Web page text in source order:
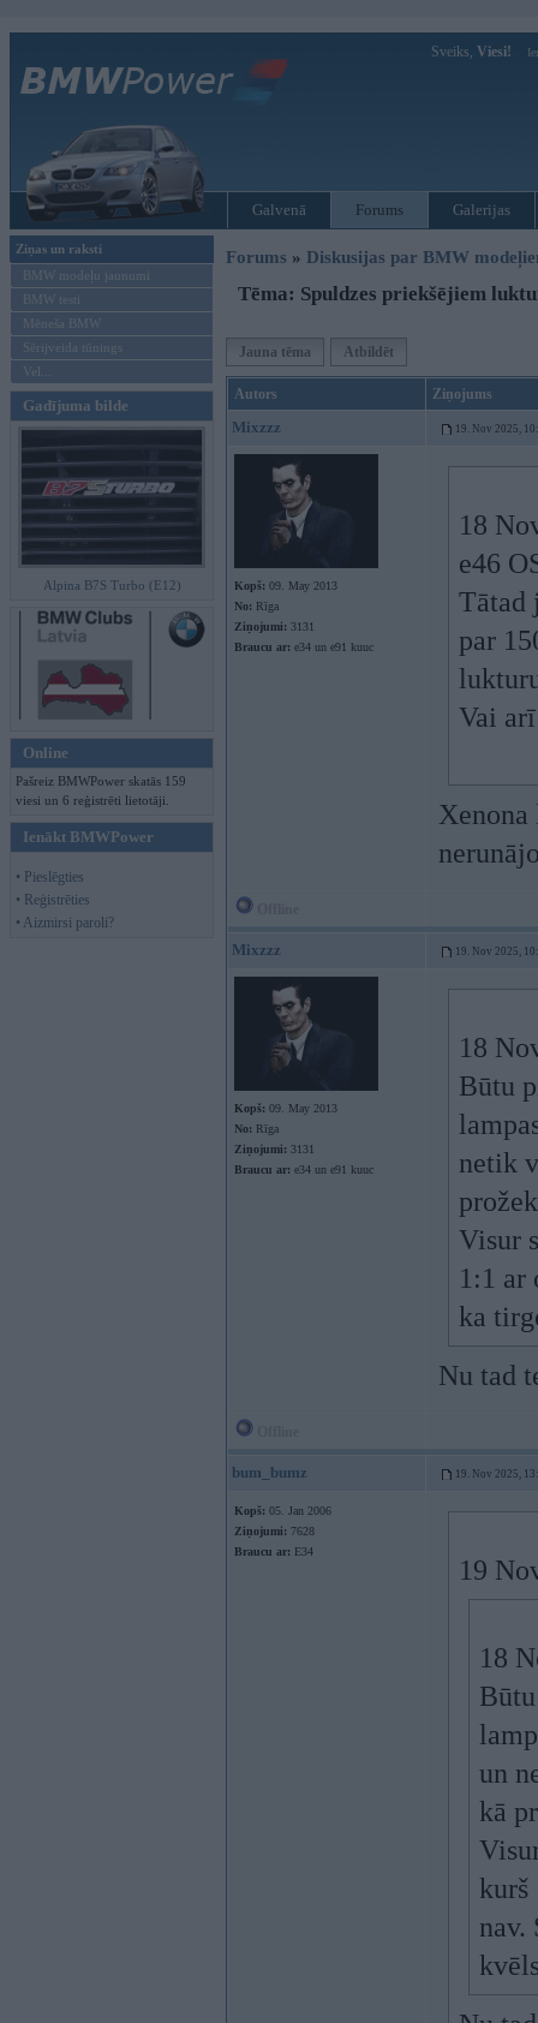
Sveiks, Viesi!
Galvenā Forums Galerijas
Ziņas un raksti
BMW modeļu jaunumi
BMW testi
Mēneša BMW
Sērijveida tūnings
Vel...
Gadījuma bilde
Alpina B7S Turbo (E12)
Online
Pašreiz BMWPower skatās 159
viesi un 6 reģistrēti lietotāji.
Ienākt BMWPower
• Pieslēgties
• Reģistrēties
• Aizmirsi paroli?
Forums » Diskusijas par BMW
Tēma: Spuldzes priekšējiem
Jauna tēma Atbildēt
Autors Ziņojums
Mixzzz 19. Nov 2025,
Kopš: 09. May 2013
No: Rīga
Ziņojumi: 3131
Braucu ar: e34 un e91 kuuc
18
e46
Tātad
par
Vai
Mixzzz 19. Nov 2025,
Kopš: 09. May 2013
No: Rīga
Ziņojumi: 3131
Braucu ar: e34 un e91 kuuc
18
Būtu
netik
Visur
1:1 ar
ka
Nu tad
bum_bumz 19. Nov 2025,
Kopš: 05. Jan 2006
Ziņojumi: 7628
Braucu ar: E34
19
18
un
kā
kurš
nav.